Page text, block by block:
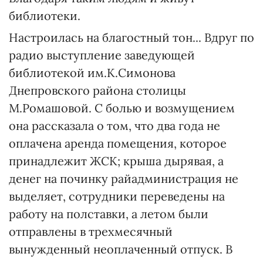
библиотеки.
Настроилась на благостный тон... Вдруг по
радио выступление заведующей
библиотекой им.К.Симонова
Днепровского района столицы
М.Ромашовой. С болью и возмущением
она рассказала о том, что два года не
оплачена аренда помещения, которое
принадлежит ЖСК; крыша дырявая, а
денег на починку райадминистрация не
выделяет, сотрудники переведены на
работу на полставки, а летом были
отправлены в трехмесячный
вынужденный неоплаченный отпуск. В